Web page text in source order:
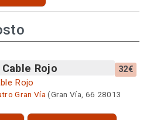
Rojo 32€
Rojo
Gran Vía (Gran Vía, 66 28013